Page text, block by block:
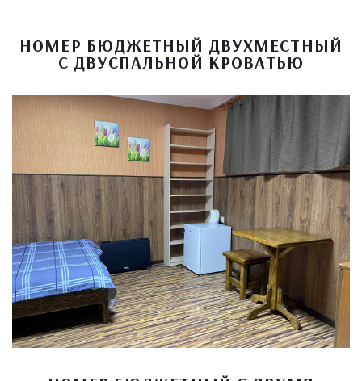
НОМЕР БЮДЖЕТНЫЙ ДВУХМЕСТНЫЙ
С ДВУСПАЛЬНОЙ КРОВАТЬЮ